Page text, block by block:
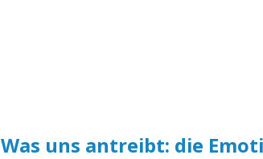
Was uns antreibt: die